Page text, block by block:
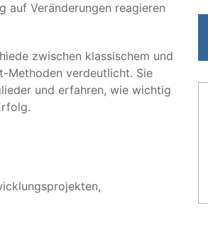
auf Veränderungen reagieren
zwischen klassischem und
Methoden verdeutlicht. Sie
und erfahren, wie wichtig